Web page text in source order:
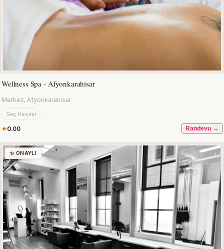
Wellness Spa - Afyonkarahisar
Merkez, Afyonkarahisar
Saç Kesimi
0.00 Randevu →
✨ ONAYLI